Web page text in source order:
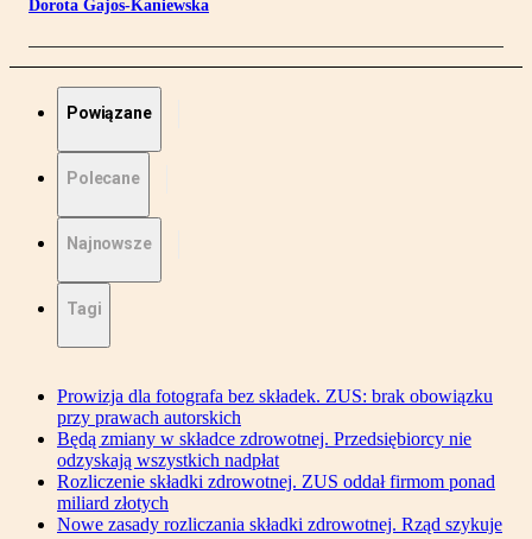
Dorota Gajos-Kaniewska
Powiązane
Polecane
Najnowsze
Tagi
Prowizja dla fotografa bez składek. ZUS: brak obowiązku
przy prawach autorskich
Będą zmiany w składce zdrowotnej. Przedsiębiorcy nie
odzyskają wszystkich nadpłat
Rozliczenie składki zdrowotnej. ZUS oddał firmom ponad
miliard złotych
Nowe zasady rozliczania składki zdrowotnej. Rząd szykuje